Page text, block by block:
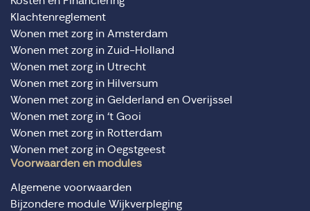
Klachtenreglement
Wonen met zorg in Amsterdam
Wonen met zorg in Zuid-Holland
Wonen met zorg in Utrecht
Wonen met zorg in Hilversum
Wonen met zorg in Gelderland en Overijssel
Wonen met zorg in ‘t Gooi
Wonen met zorg in Rotterdam
Wonen met zorg in Oegstgeest
Voorwaarden en modules
Algemene voorwaarden
Bijzondere module Wijkverpleging